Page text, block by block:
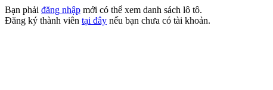
Bạn phải đăng nhập mới có thể xem danh sách lô tô.
Đăng ký thành viên tại đây nếu bạn chưa có tài khoản.